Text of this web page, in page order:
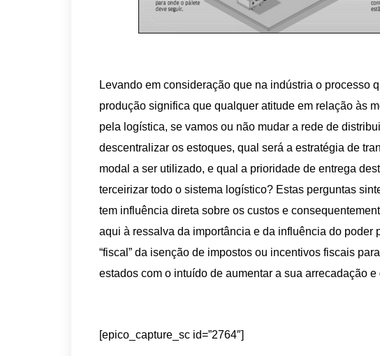
Levando em consideração que na indústria o processo
produção significa que qualquer atitude em relação às
pela logística, se vamos ou não mudar a rede de
descentralizar os estoques, qual será a estratégia de
modal a ser utilizado, e qual a prioridade de entrega
terceirizar todo o sistema logístico? Estas perguntas
tem influência direta sobre os custos e
aqui à ressalva da importância e da influência do poder
“fiscal” da isenção de impostos ou incentivos fiscais
estados com o intuído de aumentar a sua arrecadação
[epico_capture_sc id=”2764″]